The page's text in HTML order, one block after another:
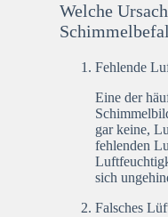
Welche
Fehlende
Eine der
gar keine,
fehlenden
sich
Falsches